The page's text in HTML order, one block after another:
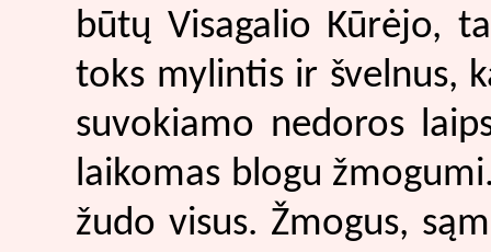
būtų Visagalio Kūrėjo,
toks mylintis ir švelnus,
suvokiamo nedoros
laikomas blogu
žudo visus. Žmogus,